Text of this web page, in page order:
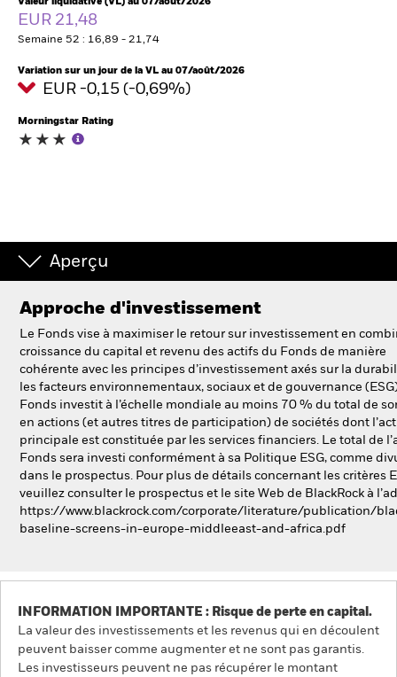
EUR 21,48
Semaine 52 : 16,89 - 21,74
Variation sur un jour de la VL au 07/août/2026
EUR -0,15 (-0,69%)
Morningstar Rating
Aperçu
Approche d'investissement
Le Fonds vise à maximiser le retour sur investissement en
croissance du capital et revenu des actifs du Fonds de manière
cohérente avec les principes d’investissement axés sur la
les facteurs environnementaux, sociaux et de gouvernance
Fonds investit à l’échelle mondiale au moins 70 % du total de
en actions (et autres titres de participation) de sociétés dont
principale est constituée par les services financiers. Le total de
Fonds sera investi conformément à sa Politique ESG, comme
dans le prospectus. Pour plus de détails concernant les critères
veuillez consulter le prospectus et le site Web de BlackRock à
https://www.blackrock.com/corporate/literature/publication/
baseline-screens-in-europe-middleeast-and-africa.pdf
INFORMATION IMPORTANTE : Risque de perte en capital.
La valeur des investissements et les revenus qui en découlent
peuvent baisser comme augmenter et ne sont pas garantis.
Les investisseurs peuvent ne pas récupérer le montant